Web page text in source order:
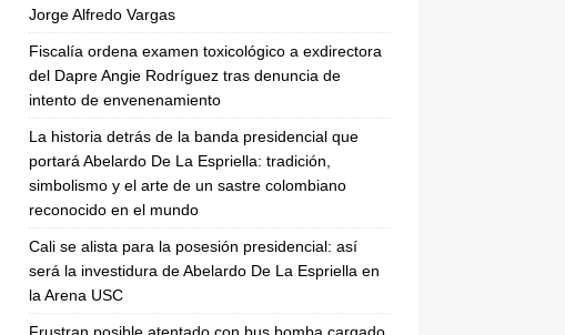
Jorge Alfredo Vargas
Fiscalía ordena examen toxicológico a exdirectora
del Dapre Angie Rodríguez tras denuncia de
intento de envenenamiento
La historia detrás de la banda presidencial que
portará Abelardo De La Espriella: tradición,
simbolismo y el arte de un sastre colombiano
reconocido en el mundo
Cali se alista para la posesión presidencial: así
será la investidura de Abelardo De La Espriella en
la Arena USC
Frustran posible atentado con bus bomba cargado